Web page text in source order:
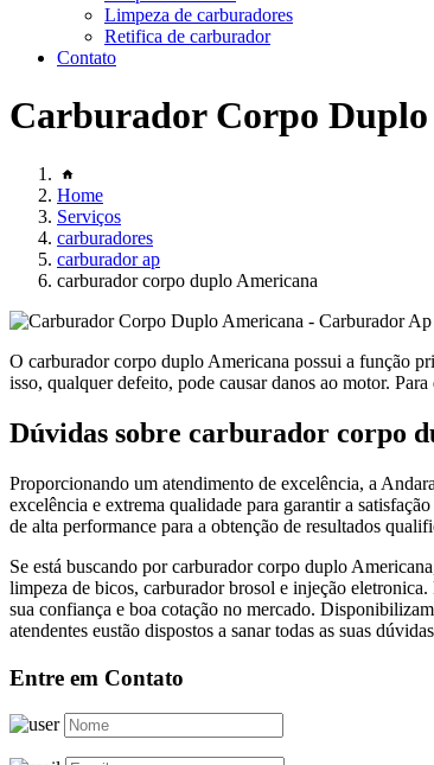
Limpeza de carburadores
Retifica de carburador
Contato
Carburador Corpo
Home
Serviços
carburadores
carburador ap
carburador corpo duplo Americana
O carburador corpo duplo Americana possui a função
isso, qualquer defeito, pode causar danos ao motor.
Dúvidas sobre carburador corpo
Proporcionando um atendimento de excelência, a
excelência e extrema qualidade para garantir a
de alta performance para a obtenção de resultados
Se está buscando por carburador corpo duplo
limpeza de bicos, carburador brosol e injeção
sua confiança e boa cotação no mercado.
atendentes eustão dispostos a sanar todas as suas
Entre em Contato